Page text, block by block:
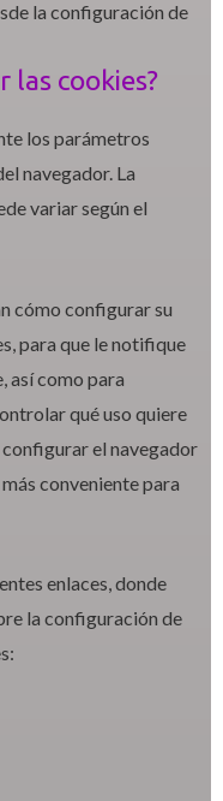
la configuración de
las cookies?
los parámetros
navegador. La
variar según el
cómo configurar su
para que le notifique
así como para
qué uso quiere
configurar el navegador
conveniente para
enlaces, donde
la configuración de